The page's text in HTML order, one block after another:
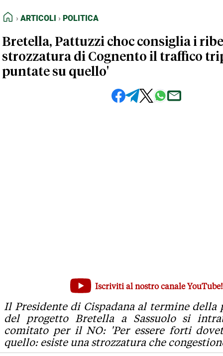
FEED RSS
NORMATIVE DEONTOLOGICHE
TERMINI e CONDIZIONI
HOME
ARTICOLI POLITICA
Bretella, Pattuzzi choc consiglia i
strozzatura di Cognento il traffico
puntate su quello'
Bretella, Pattuzzi choc consiglia i ribelli: 'Con la
Iscriviti al nostro canale YouTube!
Il Presidente di Cispadana al termine della
del progetto Bretella a Sassuolo si
comitato per il NO: 'Per essere forti
quello: esiste una strozzatura che